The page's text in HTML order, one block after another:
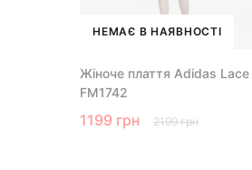
НЕМАЄ В НАЯВНОСТІ
Жіноче плаття Adidas Lace
FM1742
1199 грн 2199 грн